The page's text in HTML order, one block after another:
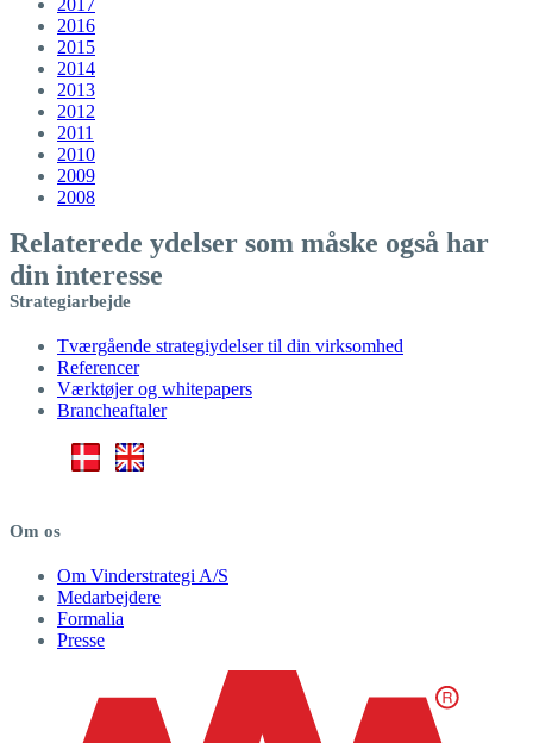
2017
2016
2015
2014
2013
2012
2011
2010
2009
2008
Relaterede ydelser som måske også har
din interesse
Strategiarbejde
Tværgående strategiydelser til din virksomhed
Referencer
Værktøjer og whitepapers
Brancheaftaler
Om os
Om Vinderstrategi A/S
Medarbejdere
Formalia
Presse